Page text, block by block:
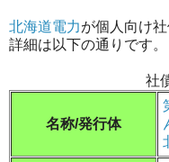
北海道電力が個人向け
詳細は以下の通りです。
社
名称/発行体